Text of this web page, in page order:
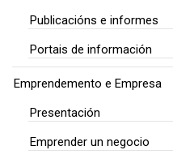
Publicacións e informes
Portais de información
Emprendemento e Empresa
Presentación
Emprender un negocio